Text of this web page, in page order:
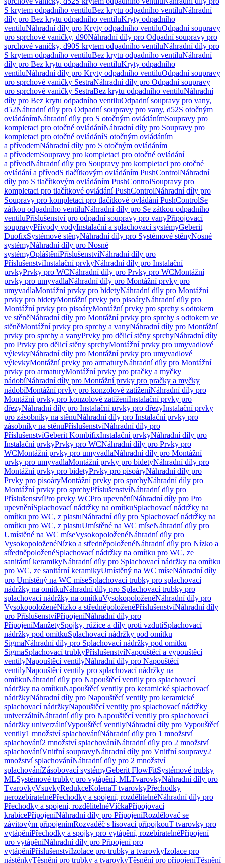
S krytem odpadního ventiluBez krytu odpadního ventiluNáhradní
díly pro Bez krytu odpadního ventiluKryty odpadního
ventiluNáhradní díly pro Kryty odpadního ventiluOdpadní soupravy
pro sprchové vaničky, d90Náhradní díly pro Odpadní soupravy pro
sprchové vaničky, d90S krytem odpadního ventiluNáhradní díly pro
S krytem odpadního ventiluBez krytu odpadního ventiluNáhradní
díly pro Bez krytu odpadního ventiluKryty odpadního
ventiluNáhradní díly pro Kryty odpadního ventiluOdpadní soupravy
pro sprchové vaničky SestraNáhradní díly pro Odpadní soupravy
pro sprchové vaničky SestraBez krytu odpadního ventiluNáhradní
díly pro Bez krytu odpadního ventiluOdpadní soupravy pro vany,
d52Náhradní díly pro Odpadní soupravy pro vany, d52S otočným
ovládánímNáhradní díly pro S otočným ovládánímSoupravy pro
kompletaci pro otočné ovládáníNáhradní díly pro Soupravy pro
kompletaci pro otočné ovládáníS otočným ovládáním
a přívodemNáhradní díly pro S otočným ovládáním
a přívodemSoupravy pro kompletaci pro otočné ovládání
a přívodNáhradní díly pro Soupravy pro kompletaci pro otočné
ovládání a přívodS tlačítkovým ovládáním PushControlNáhradní
díly pro S tlačítkovým ovládáním PushControlSoupravy pro
kompletaci pro tlačítkové ovládání PushControlNáhradní díly pro
Soupravy pro kompletaci pro tlačítkové ovládání PushControlSe
zátkou odpadního ventiluNáhradní díly pro Se zátkou odpadního
ventiluPříslušenství pro odpadní soupravy pro vanyPřipojovací
soupravyPřívody vodyInstalační a splachovací systémyGeberit
DuofixSystémové stěnyNáhradní díly pro Systémové stěnyNosné
systémyNáhradní díly pro Nosné
systémyOpláštěníPříslušenstvíNáhradní díly pro
PříslušenstvíInstalační prvkyNáhradní díly pro Instalační
prvkyPrvky pro WCNáhradní díly pro Prvky pro WCMontážní
prvky pro umyvadlaNáhradní díly pro Montážní prvky pro
umyvadlaMontážní prvky pro bidetyNáhradní díly pro Montážní
prvky pro bidetyMontážní prvky pro pisoáryNáhradní díly pro
Montážní prvky pro pisoáryMontážní prvky pro sprchy s odtokem
ve stěněNáhradní díly pro Montážní prvky pro sprchy s odtokem ve
stěněMontážní prvky pro sprchy a vanyNáhradní díly pro Montážní
prvky pro sprchy a vanyPrvky pro dělicí stěny sprchyNáhradní díly
pro Prvky pro dělicí stěny sprchyMontážní prvky pro umyvadlové
výlevkyNáhradní díly pro Montážní prvky pro umyvadlové
výlevkyMontážní prvky pro armaturyNáhradní díly pro Montážní
prvky pro armaturyMontážní prvky pro pračky a myčky
nádobíNáhradní díly pro Montážní prvky pro pračky a myčky
nádobíMontážní prvky pro konzolové zatíženíNáhradní díly pro
Montážní prvky pro konzolové zatíženíInstalační prvky pro
dřezyNáhradní díly pro Instalační prvky pro dřezyInstalační prvky
pro zásobníky na stěnuNáhradní díly pro Instalační prvky pro
zásobníky na stěnuPříslušenstvíNáhradní díly pro
PříslušenstvíGeberit KombifixInstalační prvkyNáhradní díly pro
Instalační prvkyPrvky pro WCNáhradní díly pro Prvky pro
WCMontážní prvky pro umyvadlaNáhradní díly pro Montážní
prvky pro umyvadlaMontážní prvky pro bidetyNáhradní díly pro
Montážní prvky pro bidetyPrvky pro pisoáryNáhradní díly pro
Prvky pro pisoáryMontážní prvky pro sprchyNáhradní díly pro
Montážní prvky pro sprchyPříslušenstvíNáhradní díly pro
PříslušenstvíPro prvky WCPro upevněníNáhradní díly pro Pro
upevněníSplachovací nádržky na omítkuSplachovací nádržky na
omítku pro WC, z plastuNáhradní díly pro Splachovací nádržky na
omítku pro WC, z plastuUmístěné na WC míseNáhradní díly pro
Umístěné na WC míseVysokopoloženéNáhradní díly pro
VysokopoloženéNízko a středněpoloženéNáhradní díly pro Nízko a
středněpoloženéSplachovací nádržky na omítku pro WC, ze
sanitární keramikyNáhradní díly pro Splachovací nádržky na omítku
pro WC, ze sanitární keramikyUmístěný na WC míseNáhradní díly
pro Umístěný na WC míseSplachovací trubky pro splachovací
nádržky na omítkuNáhradní díly pro Splachovací trubky pro
splachovací nádržky na omítkuVysokopoloženéNáhradní díly pro
VysokopoloženéNízko a středněpoloženéPříslušenstvíNáhradní díly
pro PříslušenstvíPřipojeníNáhradní díly pro
PřipojeníManžetySpojky, růžice a díly proti vzdutíSplachovací
nádržky pod omítkuSplachovací nádržky pod omítku
SigmaNáhradní díly pro Splachovací nádržky pod omítku
SigmaSplachovací trubkyPříslušenstvíNapouštěcí a vypouštěcí
ventilyNapouštěcí ventilyNáhradní díly pro Napouštěcí
ventilyNapouštěcí ventily pro splachovací nádržky na
omítkuNáhradní díly pro Napouštěcí ventily pro splachovací
nádržky na omítkuNapouštěcí ventily pro keramické splachovací
nádržkyNáhradní díly pro Napouštěcí ventily pro keramické
splachovací nádržkyNapouštěcí ventily pro splachovací nádržky
univerzálníNáhradní díly pro Napouštěcí ventily pro splachovací
nádržky univerzálníVypouštěcí ventilyNáhradní díly pro Vypouštěcí
ventily1 množství splachováníNáhradní díly pro 1 množství
splachování2 množství splachováníNáhradní díly pro 2 množství
splachováníVnitřní soupravyNáhradní díly pro Vnitřní soupravy2
množství splachováníNáhradní díly pro 2 množství
splachováníZásobovací systémyGeberit FlowFitSystémové trubky
MLSystémové trubky pro vytápění, MLTvarovkyNáhradní díly pro
TvarovkyVsuvkyRedukceKolenaT tvarovkyPřechodky
nerozebíratelnéPřechodky a spojení, rozdělitelnéNáhradní díly pro
Přechodky a spojení, rozdělitelnéVíčkaPřipojovací
krabicePřipojeníNáhradní díly pro PřipojeníRozdělovač se
závitovým připojenímRozvaděč s lisovací přípojkouT tvarovky pro
vytápěníPřechodky a spojky pro vytápění, rozebíratelnéPřipojení
pro vytápěníNáhradní díly pro Připojení pro
vytápěníPříslušenstvíIzolace pro trubky a tvarovkyIzolace pro
nástěnkyTěsnění pro trubky a tvarovkyTěsnění pro připojeníTěsnění